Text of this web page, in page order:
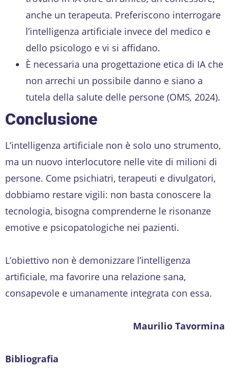
anche un terapeuta. Preferiscono interrogare
l’intelligenza artificiale invece del medico e
dello psicologo e vi si affidano.
È necessaria una progettazione etica di IA che
non arrechi un possibile danno e siano a
tutela della salute delle persone (OMS, 2024).
Conclusione
L’intelligenza artificiale non è solo uno strumento,
ma un nuovo interlocutore nelle vite di milioni di
persone. Come psichiatri, terapeuti e divulgatori,
dobbiamo restare vigili: non basta conoscere la
tecnologia, bisogna comprenderne le risonanze
emotive e psicopatologiche nei pazienti.
L’obiettivo non è demonizzare l’intelligenza
artificiale, ma favorire una relazione sana,
consapevole e umanamente integrata con essa.
Maurilio Tavormina
Bibliografia